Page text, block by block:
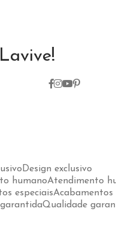
Design exclusivo
Atendimento
Acabamentos
Qualidade